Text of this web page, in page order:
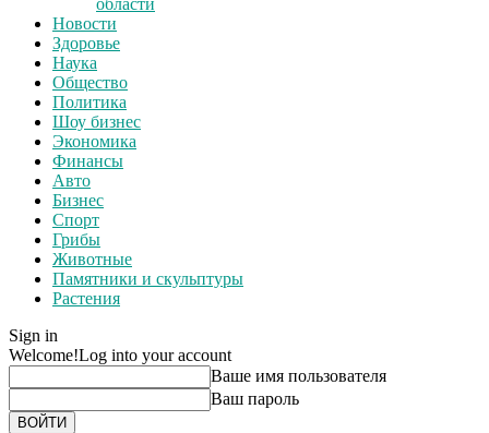
области
Новости
Здоровье
Наука
Общество
Политика
Шоу бизнес
Экономика
Финансы
Авто
Бизнес
Спорт
Грибы
Животные
Памятники и скульптуры
Растения
Sign in
Welcome!Log into your account
Ваше имя пользователя
Ваш пароль